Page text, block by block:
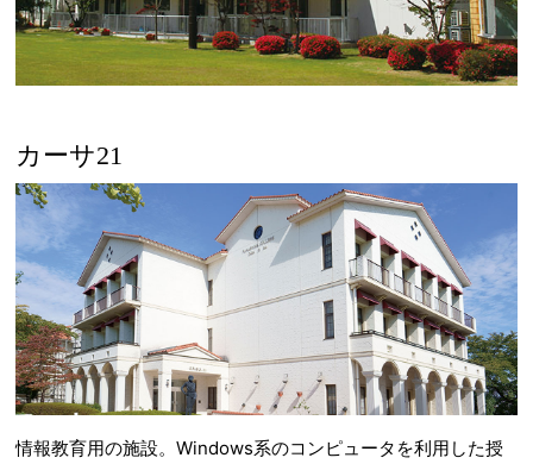
カーサ21
情報教育用の施設。Windows系のコンピュータを利用した授